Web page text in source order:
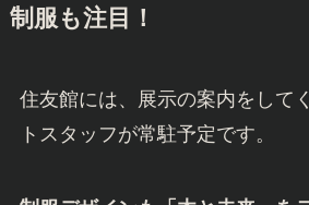
制服も注目！
住友館には、展示の案内をして
トスタッフが常駐予定です。